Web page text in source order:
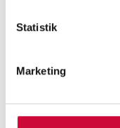
Statistik
Marketing
and